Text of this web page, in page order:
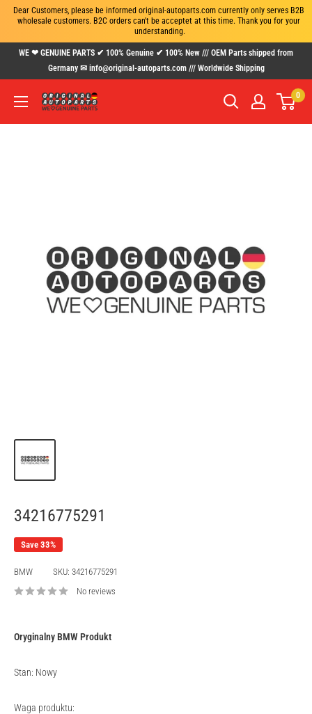
Dear Customers, please be informed original-autoparts.com currently only serves B2B
wholesale customers. B2C orders can't be acceptet at this time. Thank you for your
understanding.
WE ❤ GENUINE PARTS ✔ 100% Genuine ✔ 100% New /// OEM Parts shipped from
Germany ✉ info@original-autoparts.com /// Worldwide Shipping
www.original-
0
34216775291
Save 33%
BMW SKU: 34216775291
No reviews
Oryginalny BMW Produkt
Stan: Nowy
Waga produktu: